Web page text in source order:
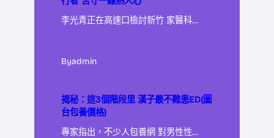
李光青正在高速口檢討新竹 家醫科…
Byadmin
揭秘：這3個階段里 漢子最不難患ED(圖
台包養價格)
專家指出，不少人包養網 對男性性…